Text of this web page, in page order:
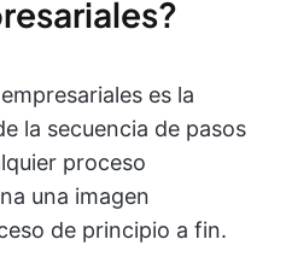
es la
la secuencia de pasos
proceso
una imagen
de principio a fin.